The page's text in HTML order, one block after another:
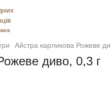
Айстра карликова Рожеве
диво, 0,3 г